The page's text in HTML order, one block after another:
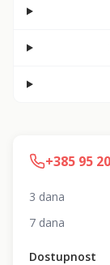
+385 95
3 dana
7 dana
Dostupnost